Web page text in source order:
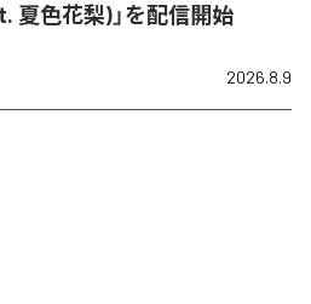
夏色花梨)」を配信開始
2026.8.9